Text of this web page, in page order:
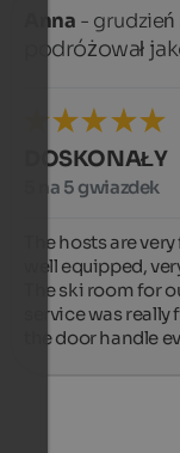
Anna - grudzień
podróżował
DOSKONAŁY
5 na 5 gwiazdek
The hosts are
well equipped,
The ski room for
service was
the door handle